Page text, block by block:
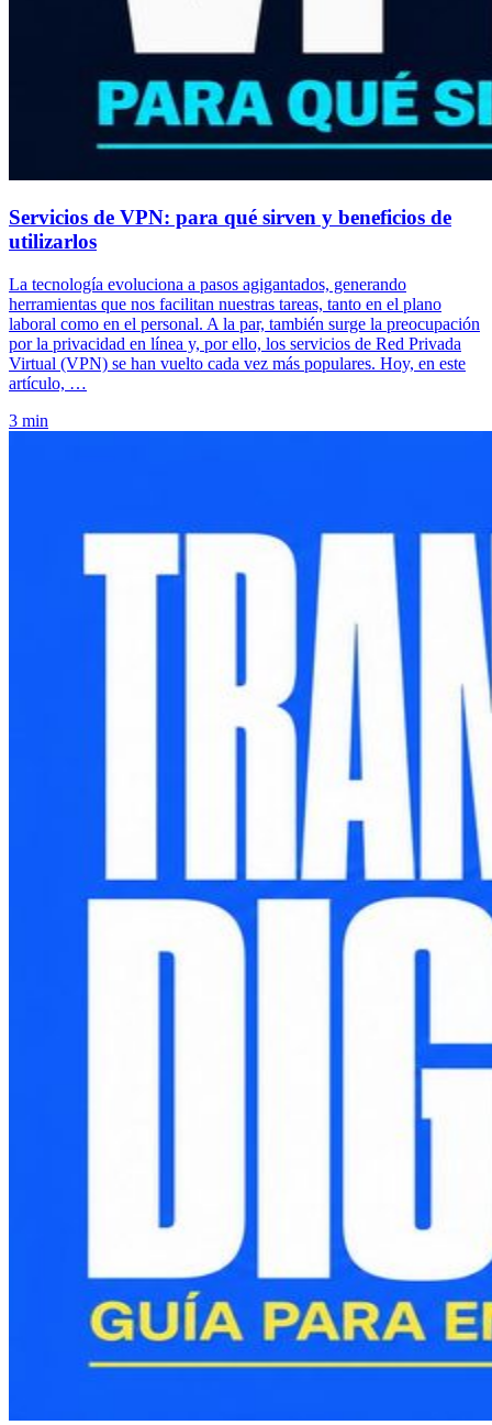
Servicios de VPN: para qué sirven y beneficios de
utilizarlos
La tecnología evoluciona a pasos agigantados, generando
herramientas que nos facilitan nuestras tareas, tanto en el plano
laboral como en el personal. A la par, también surge la preocupación
por la privacidad en línea y, por ello, los servicios de Red Privada
Virtual (VPN) se han vuelto cada vez más populares. Hoy, en este
artículo, …
3 min